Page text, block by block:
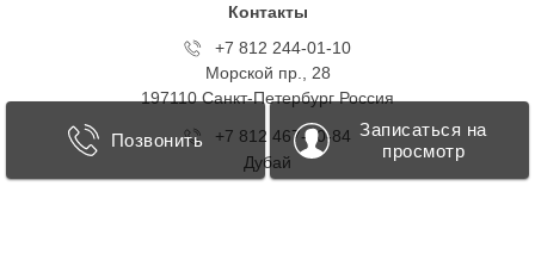
Позвонить
Записаться на
просмотр
Контакты
+7 812 244-01-10
Морской пр., 28
197110 Санкт-Петербург Росcия
+7 812 467-40-84
Дубай